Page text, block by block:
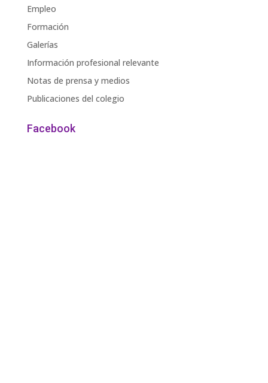
Empleo
Formación
Galerías
Información profesional relevante
Notas de prensa y medios
Publicaciones del colegio
Facebook